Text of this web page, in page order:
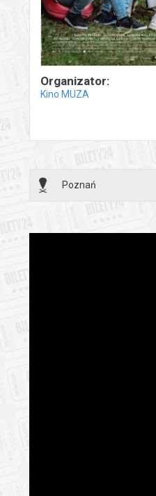
Organizator:
Kino MUZA
Poznań